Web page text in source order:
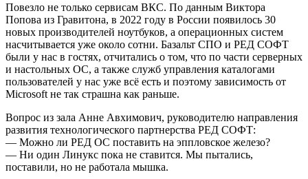
Повезло не только сервисам ВКС. По данным Виктора
Попова из Гравитона, в 2022 году в России появилось 30
новых производителей ноутбуков, а операционных систем
насчитывается уже около сотни. Базальт СПО и РЕД СОФТ
были у нас в гостях, отчитались о том, что по части серверных
и настольных ОС, а также служб управления каталогами
пользователей у нас уже всё есть и поэтому зависимость от
Microsoft не так страшна как раньше.
Вопрос из зала Анне Авхимович, руководителю направления
развития технологического партнерства РЕД СОФТ:
— Можно ли РЕД ОС поставить на эппловское железо?
— Ни один Линукс пока не ставится. Мы пытались,
поставили, но не работала мышка.